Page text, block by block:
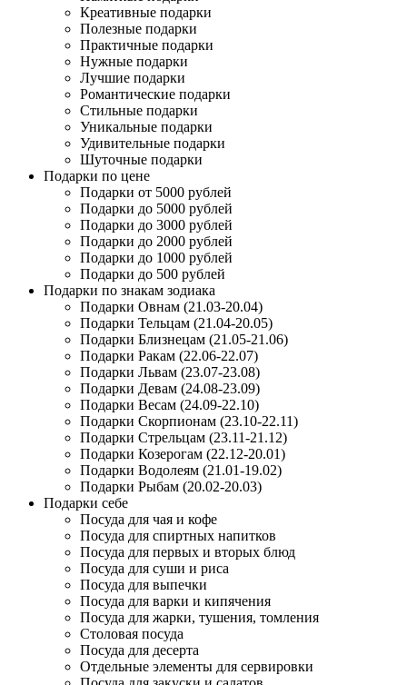
Креативные подарки
Полезные подарки
Практичные подарки
Нужные подарки
Лучшие подарки
Романтические подарки
Стильные подарки
Уникальные подарки
Удивительные подарки
Шуточные подарки
Подарки по цене
Подарки от 5000 рублей
Подарки до 5000 рублей
Подарки до 3000 рублей
Подарки до 2000 рублей
Подарки до 1000 рублей
Подарки до 500 рублей
Подарки по знакам зодиака
Подарки Овнам (21.03-20.04)
Подарки Тельцам (21.04-20.05)
Подарки Близнецам (21.05-21.06)
Подарки Ракам (22.06-22.07)
Подарки Львам (23.07-23.08)
Подарки Девам (24.08-23.09)
Подарки Весам (24.09-22.10)
Подарки Скорпионам (23.10-22.11)
Подарки Стрельцам (23.11-21.12)
Подарки Козерогам (22.12-20.01)
Подарки Водолеям (21.01-19.02)
Подарки Рыбам (20.02-20.03)
Подарки себе
Посуда для чая и кофе
Посуда для спиртных напитков
Посуда для первых и вторых блюд
Посуда для суши и риса
Посуда для выпечки
Посуда для варки и кипячения
Посуда для жарки, тушения, томления
Столовая посуда
Посуда для десерта
Отдельные элементы для сервировки